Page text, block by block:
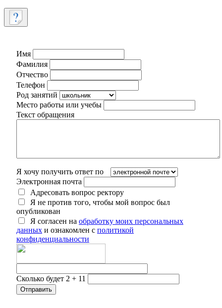
Имя
Фамилия
Отчество
Телефон
Род занятий
Место работы или учебы
Текст обращения
Я хочу получить ответ по
Электронная почта
Адресовать вопрос ректору
Я не против того, чтобы мой вопрос был
опубликован
Я согласен на обработку моих персональных
данных и ознакомлен с политикой
конфиденциальности
Сколько будет 2 + 11